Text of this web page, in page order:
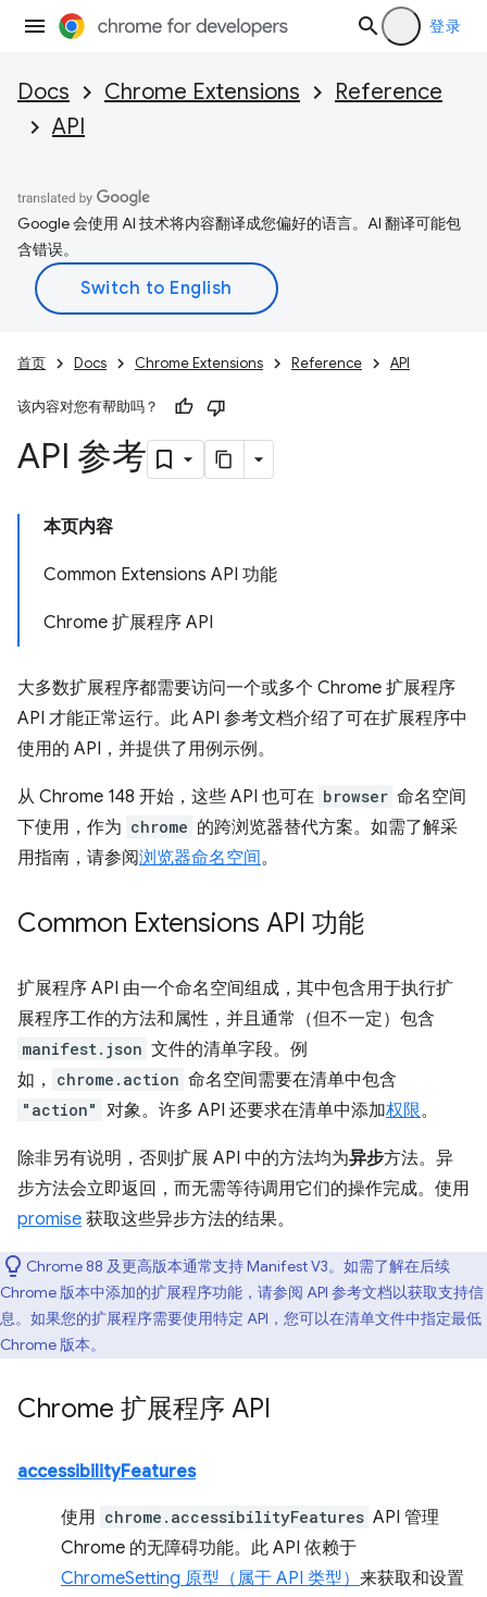
登录
Docs Chrome Extensions
Reference
API
Google 会使用 AI 技术将内容翻译成您偏好的语言。AI 翻译可能包
含错误。
首页 Docs Chrome Extensions Reference API
该内容对您有帮助吗？
API 参考
本页内容
Common Extensions API 功能
Chrome 扩展程序 API
大多数扩展程序都需要访问一个或多个 Chrome 扩展程序
API 才能正常运行。此 API 参考文档介绍了可在扩展程序中
使用的 API，并提供了用例示例。
从 Chrome 148 开始，这些 API 也可在 browser 命名空间
下使用，作为 chrome 的跨浏览器替代方案。如需了解采
用指南，请参阅浏览器命名空间。
Common Extensions API 功能
扩展程序 API 由一个命名空间组成，其中包含用于执行扩
展程序工作的方法和属性，并且通常（但不一定）包含
manifest.json 文件的清单字段。例
如，
chrome.action 命名空间需要在清单中包含
"action" 对象。许多 API 还要求在清单中添加权限。
除非另有说明，否则扩展 API 中的方法均为异步方法。异
步方法会立即返回，而无需等待调用它们的操作完成。使用
promise 获取这些异步方法的结果。
Chrome 88 及更高版本通常支持 Manifest V3。如需了解在后续
Chrome 版本中添加的扩展程序功能，请参阅 API 参考文档以获取支持信
息。如果您的扩展程序需要使用特定 API，您可以在清单文件中指定最低
Chrome 版本。
Chrome 扩展程序 API
accessibilityFeatures
使用 chrome.accessibilityFeatures API 管理
Chrome 的无障碍功能。此 API 依赖于
ChromeSetting 原型（属于 API 类型） 来获取和设置